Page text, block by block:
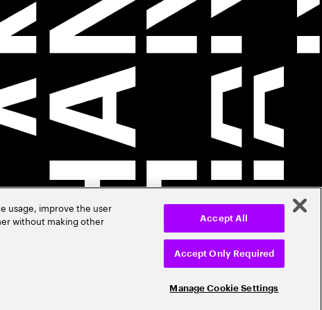
usage, improve the user
without making other
Manage Cookie Settings
Accept Only Required
Accept All